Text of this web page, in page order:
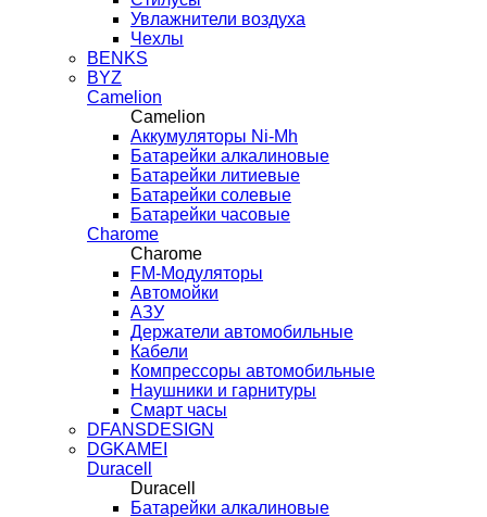
Увлажнители воздуха
Чехлы
BENKS
BYZ
Camelion
Camelion
Аккумуляторы Ni-Mh
Батарейки алкалиновые
Батарейки литиевые
Батарейки солевые
Батарейки часовые
Charome
Charome
FM-Модуляторы
Автомойки
АЗУ
Держатели автомобильные
Кабели
Компрессоры автомобильные
Наушники и гарнитуры
Смарт часы
DFANSDESIGN
DGKAMEI
Duracell
Duracell
Батарейки алкалиновые